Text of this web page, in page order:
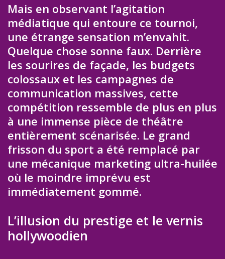
Mais en observant l’agitation
médiatique qui entoure ce tournoi,
une étrange sensation m’envahit.
Quelque chose sonne faux. Derrière
les sourires de façade, les budgets
colossaux et les campagnes de
communication massives, cette
compétition ressemble de plus en plus
à une immense pièce de théâtre
entièrement scénarisée. Le grand
frisson du sport a été remplacé par
une mécanique marketing ultra-huilée
où le moindre imprévu est
immédiatement gommé.
L’illusion du prestige et le vernis
hollywoodien